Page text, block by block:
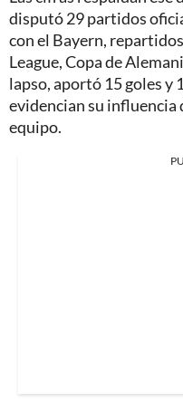
disputó 29 partidos
con el Bayern,
League, Copa de
lapso, aportó 15 goles y
evidencian su influencia
equipo.